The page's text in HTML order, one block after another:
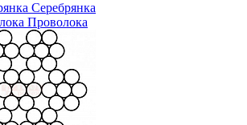
Серебрянка
Проволока